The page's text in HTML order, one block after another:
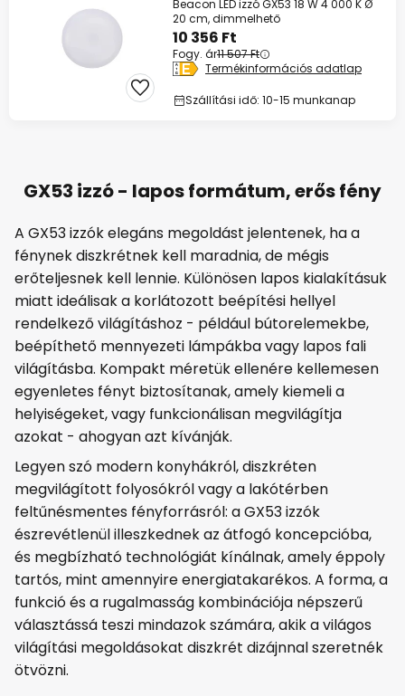
Beacon LED izzó GX53 18 W 4 000 K Ø
20 cm, dimmelhető
10 356 Ft
Fogy. ár11 507 Ft
Termékinformációs adatlap
Szállítási idő: 10-15 munkanap
GX53 izzó - lapos formátum, erős fény
A GX53 izzók elegáns megoldást jelentenek, ha a
fénynek diszkrétnek kell maradnia, de mégis
erőteljesnek kell lennie. Különösen lapos kialakításuk
miatt ideálisak a korlátozott beépítési hellyel
rendelkező világításhoz - például bútorelemekbe,
beépíthető mennyezeti lámpákba vagy lapos fali
világításba. Kompakt méretük ellenére kellemesen
egyenletes fényt biztosítanak, amely kiemeli a
helyiségeket, vagy funkcionálisan megvilágítja
azokat - ahogyan azt kívánják.
Legyen szó modern konyhákról, diszkréten
megvilágított folyosókról vagy a lakótérben
feltűnésmentes fényforrásról: a GX53 izzók
észrevétlenül illeszkednek az átfogó koncepcióba,
és megbízható technológiát kínálnak, amely éppoly
tartós, mint amennyire energiatakarékos. A forma, a
funkció és a rugalmasság kombinációja népszerű
választássá teszi mindazok számára, akik a világos
világítási megoldásokat diszkrét dizájnnal szeretnék
ötvözni.